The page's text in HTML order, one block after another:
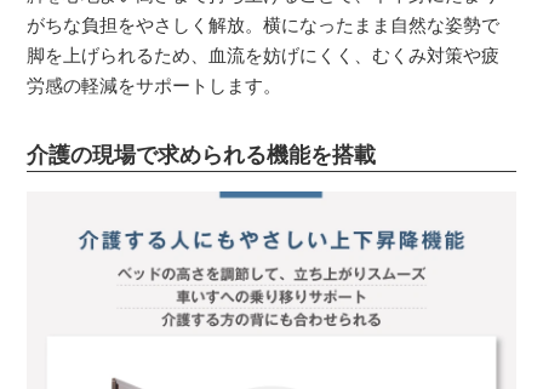
がちな負担をやさしく解放。横になったまま自然な姿勢で
脚を上げられるため、血流を妨げにくく、むくみ対策や疲
労感の軽減をサポートします。
介護の現場で求められる機能を搭載